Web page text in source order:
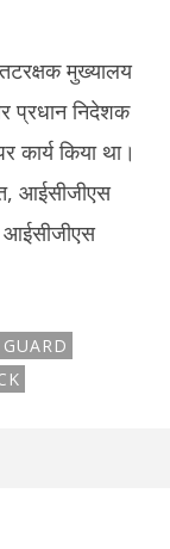
मुख्यालय
प्रधान निदेशक
कार्य किया था।
आईसीजीएस